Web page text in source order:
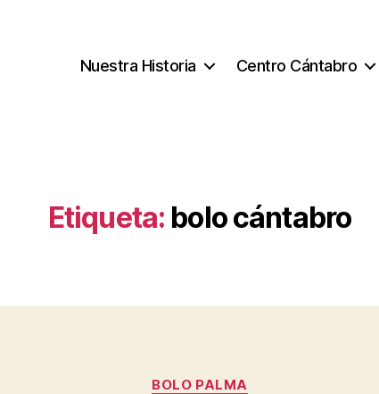
Nuestra Historia Centro Cántabro
Etiqueta: bolo cántabro
Categorías
BOLO PALMA